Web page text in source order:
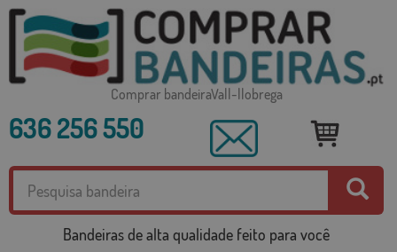
Comprar bandeiraVall-llobrega
636 256 550
Bandeiras de alta qualidade feito para você